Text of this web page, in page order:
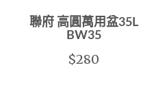
聯府 高圓萬用盆35L
BW35
$280